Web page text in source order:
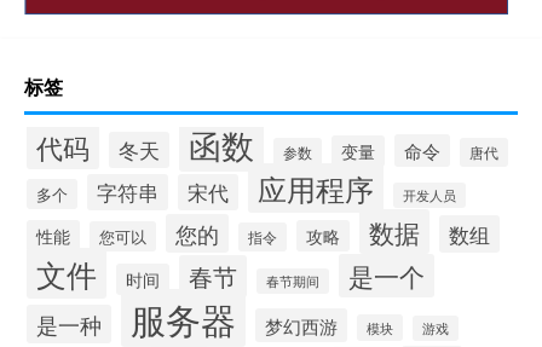
标签
代码 冬天 函数 参数 变量 命令 唐代
多个 字符串 宋代 应用程序 开发人员
性能 您可以 您的 指令 攻略 数据 数组
文件 时间 春节 春节期间 是一个
是一种 服务器 梦幻西游 模块 游戏